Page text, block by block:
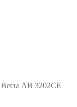
Весы AB 3202CE